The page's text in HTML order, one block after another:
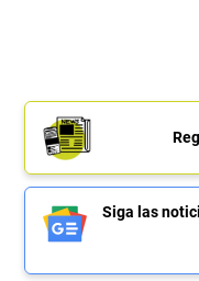
Siga las